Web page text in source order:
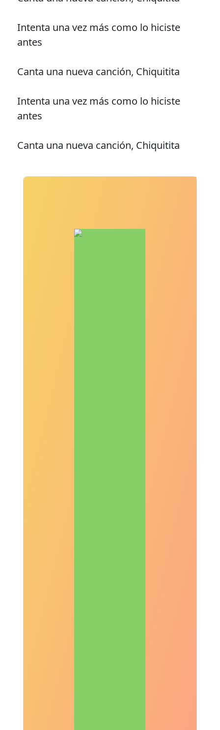
Intenta una vez más como lo hiciste
antes
Canta una nueva canción, Chiquitita
Intenta una vez más como lo hiciste
antes
Canta una nueva canción, Chiquitita